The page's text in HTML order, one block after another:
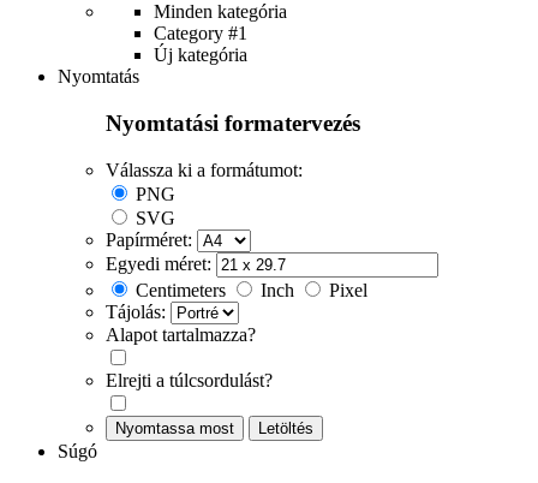
Minden kategória
Category #1
Új kategória
Nyomtatás
Nyomtatási formatervezés
Válassza ki a formátumot:
PNG
SVG
Papírméret:
Egyedi méret:
Centimeters
Inch
Pixel
Tájolás:
Alapot tartalmazza?
Elrejti a túlcsordulást?
Nyomtassa most Letöltés
Súgó